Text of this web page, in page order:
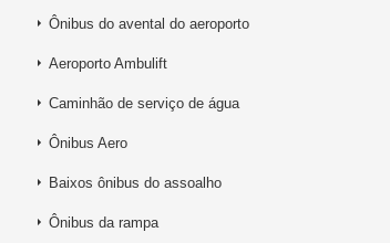
Ônibus do avental do aeroporto
Aeroporto Ambulift
Caminhão de serviço de água
Ônibus Aero
Baixos ônibus do assoalho
Ônibus da rampa